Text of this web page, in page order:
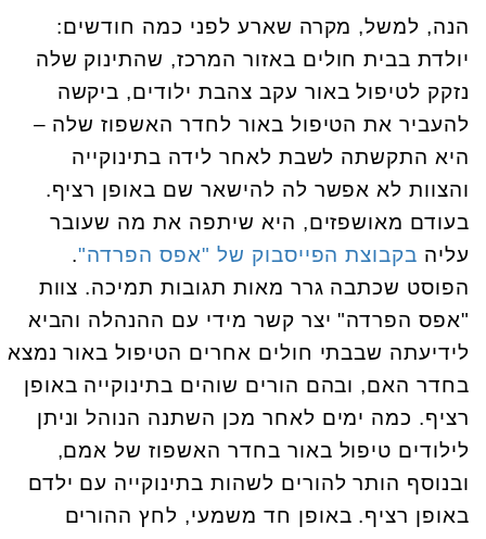
הנה, למשל, מקרה שארע לפני כמה חודשים:
יולדת בבית חולים באזור המרכז, שהתינוק שלה
נזקק לטיפול באור עקב צהבת ילודים, ביקשה
להעביר את הטיפול באור לחדר האשפוז שלה –
היא התקשתה לשבת לאחר לידה בתינוקייה
והצוות לא אפשר לה להישאר שם באופן רציף.
בעודם מאושפזים, היא שיתפה את מה שעובר
עליה בקבוצת הפייסבוק של "אפס הפרדה".
הפוסט שכתבה גרר מאות תגובות תמיכה. צוות
"אפס הפרדה" יצר קשר מידי עם ההנהלה והביא
לידיעתה שבבתי חולים אחרים הטיפול באור נמצא
בחדר האם, ובהם הורים שוהים בתינוקייה באופן
רציף. כמה ימים לאחר מכן השתנה הנוהל וניתן
לילודים טיפול באור בחדר האשפוז של אמם,
ובנוסף הותר להורים לשהות בתינוקייה עם ילדם
באופן רציף. באופן חד משמעי, לחץ ההורים